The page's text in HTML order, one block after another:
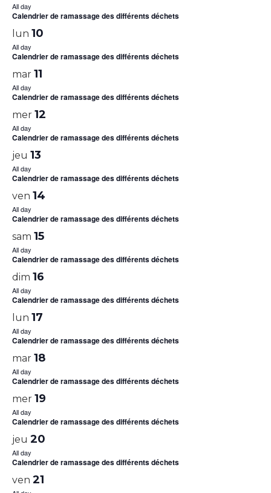
All day
Calendrier de ramassage des différents déchets
lun 10
All day
Calendrier de ramassage des différents déchets
mar 11
All day
Calendrier de ramassage des différents déchets
mer 12
All day
Calendrier de ramassage des différents déchets
jeu 13
All day
Calendrier de ramassage des différents déchets
ven 14
All day
Calendrier de ramassage des différents déchets
sam 15
All day
Calendrier de ramassage des différents déchets
dim 16
All day
Calendrier de ramassage des différents déchets
lun 17
All day
Calendrier de ramassage des différents déchets
mar 18
All day
Calendrier de ramassage des différents déchets
mer 19
All day
Calendrier de ramassage des différents déchets
jeu 20
All day
Calendrier de ramassage des différents déchets
ven 21